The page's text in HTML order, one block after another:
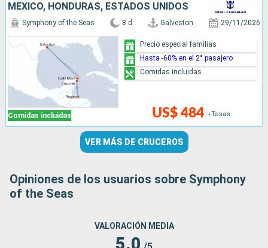
MÉXICO, HONDURAS, ESTADOS UNIDOS
Comidas incluidas
Symphony of the Seas 8 d Galveston 29/11/2026
US$ 484 +Tasas
Precio especial familias
Hasta -60% en el 2° pasajero
Comidas incluidas
VER MÁS DE CRUCEROS
Opiniones de los usuarios sobre Symphony
of the Seas
VALORACIÓN MEDIA